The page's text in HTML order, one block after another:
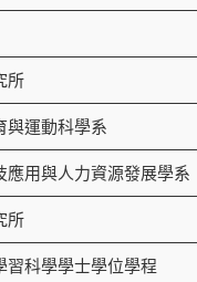
所
與運動科學系
應用與人力資源發展學系
所
習科學學士學位學程